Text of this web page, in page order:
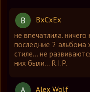
B
BxCxEx
не впечатлила.
последние 2
стиле... не
них были... R.I.P.
Alex Wolf